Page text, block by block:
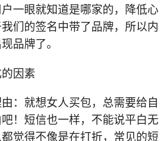
一眼就知道是哪家的，降低心
们的签名中带了品牌，所以内
品牌了。
因素
：就想女人买包，总需要给自
！短信也一样，不能说平白无
觉得不像是在打折，常见的短